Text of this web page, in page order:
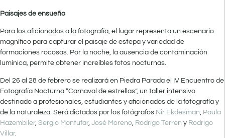
Paisajes de ensueño
Para los aficionados a la fotografía, el lugar representa un escenario
magnífico para capturar el paisaje de estepa y variedad de
formaciones rocosas. Por la noche, la ausencia de contaminación
lumínica, permite obtener increíbles fotos nocturnas.
Del 26 al 28 de febrero se realizará en Piedra Parada el IV Encuentro de
Fotografía Nocturna “Carnaval de estrellas”, un taller intensivo
destinado a profesionales, estudiantes y aficionados de la fotografía y
de la naturaleza. Será dictados por los fotógrafos Nir Ekdesman, Paula
Hazembiler, Sergio Montufar, José Moreno, Rodrigo Terren y Rodrigo
Villar.